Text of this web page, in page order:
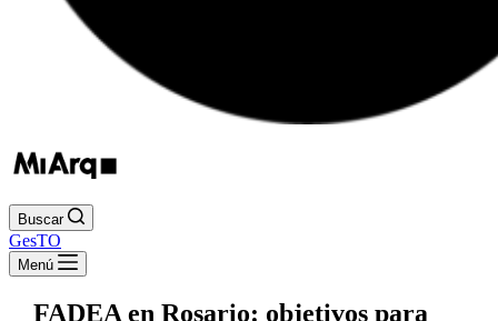
Buscar
GesTO
Menú
FADEA en Rosario: objetivos para